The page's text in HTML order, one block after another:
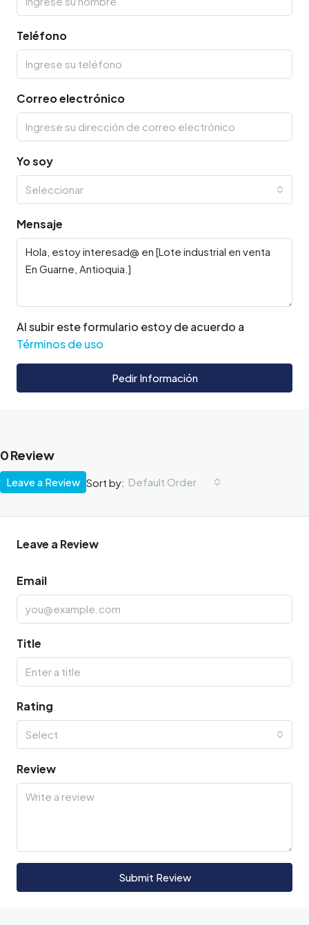
Teléfono
Correo electrónico
Yo soy
Seleccionar
Mensaje
Al subir este formulario estoy de acuerdo a
Términos de uso
Pedir Información
0 Review
Sort by: Default Order
Leave a Review
Leave a Review
Email
Title
Rating
Select
Review
Submit Review